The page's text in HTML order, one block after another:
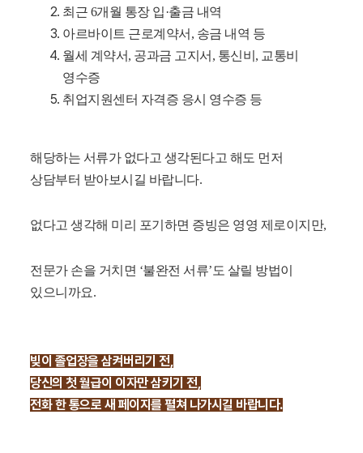
최근 6개월 통장 입·출금 내역
아르바이트 근로계약서, 송금 내역 등
월세 계약서, 공과금 고지서, 통신비, 교통비
영수증
취업지원센터 자격증 응시 영수증 등
해당하는 서류가 없다고 생각된다고 해도 먼저
상담부터 받아보시길 바랍니다.
없다고 생각해 미리 포기하면 증빙은 영영 제로이지만,
전문가 손을 거치면 ‘불완전 서류’도 살릴 방법이
있으니까요.
빚이 졸업장을 삼켜버리기 전,
당신의 첫 월급이 이자만 삼키기 전,
전화 한 통으로 새 페이지를 펼쳐 나가시길 바랍니다.